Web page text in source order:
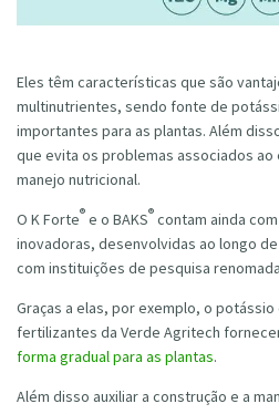
Eles têm características que são
multinutrientes, sendo fonte de
importantes para as plantas. Além
que evita os problemas associados
manejo nutricional.
O K Forte® e o BAKS® contam ainda
inovadoras, desenvolvidas ao longo
com instituições de pesquisa
Graças a elas, por exemplo, o
fertilizantes da Verde Agritech
forma gradual para as plantas.
Além disso auxiliar a construção e a